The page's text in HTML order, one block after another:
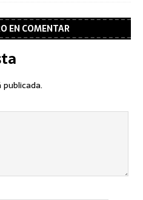
EN COMENTAR